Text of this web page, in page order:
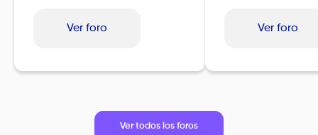
Ver foro Ver foro
Ver todos los foros